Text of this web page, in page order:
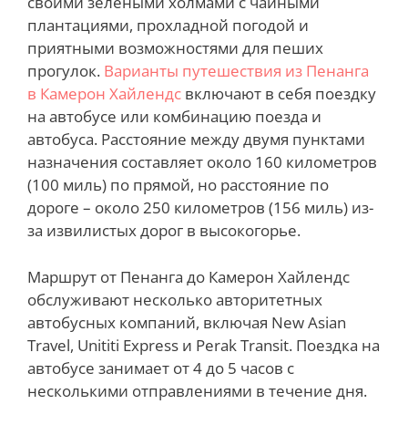
плантациями, прохладной погодой и
приятными возможностями для пеших
прогулок. Варианты путешествия из Пенанга
в Камерон Хайлендс включают в себя поездку
на автобусе или комбинацию поезда и
автобуса. Расстояние между двумя пунктами
назначения составляет около 160 километров
(100 миль) по прямой, но расстояние по
дороге – около 250 километров (156 миль) из-
за извилистых дорог в высокогорье.
Маршрут от Пенанга до Камерон Хайлендс
обслуживают несколько авторитетных
автобусных компаний, включая New Asian
Travel, Unititi Express и Perak Transit. Поездка на
автобусе занимает от 4 до 5 часов с
несколькими отправлениями в течение дня.